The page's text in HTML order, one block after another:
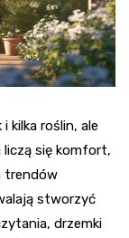
kilka roślin, ale
się komfort,
trendów
stworzyć
drzemki